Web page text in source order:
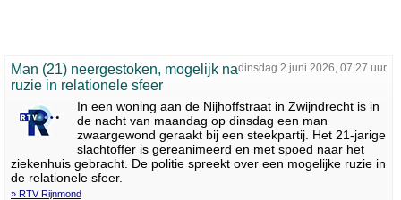
dinsdag 2 juni 2026, 07:27 uur
Man (21) neergestoken, mogelijk na
ruzie in relationele sfeer
In een woning aan de Nijhoffstraat in Zwijndrecht is in
de nacht van maandag op dinsdag een man
zwaargewond geraakt bij een steekpartij. Het 21-jarige
slachtoffer is gereanimeerd en met spoed naar het
ziekenhuis gebracht. De politie spreekt over een mogelijke ruzie in
de relationele sfeer.
» RTV Rijnmond